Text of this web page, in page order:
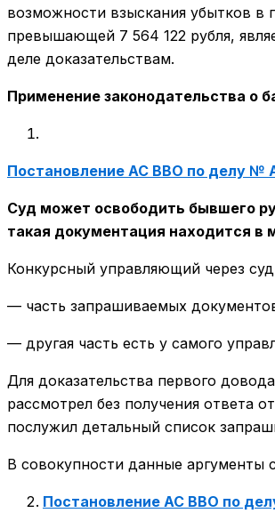
возможности взыскания убытков в
превышающей 7 564 122 рубля,
деле доказательствам.
Применение законодательства о
Постановление АС ВВО по делу №
Суд может освободить бывшего
такая документация находится в
Конкурсный управляющий через
— часть запрашиваемых
— другая часть есть у самого
Для доказательства первого
рассмотрел без получения ответа
послужил детальный список
В совокупности данные аргументы
Постановление АС ВВО по